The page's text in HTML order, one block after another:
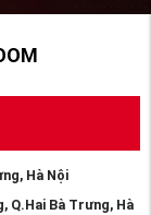
Hà Nội
Q.Hai Bà Trưng, Hà